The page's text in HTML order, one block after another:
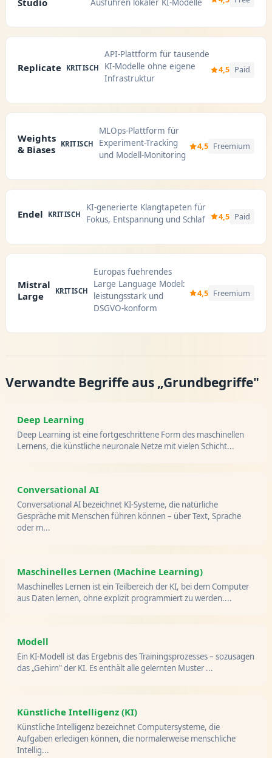
Studio
Replicate KRITISCH
API-Plattform für tausende
KI-Modelle ohne eigene
Infrastruktur
4,5 Paid
Weights
& Biases
KRITISCH
MLOps-Plattform für
Experiment-Tracking
und Modell-Monitoring
4,5 Freemium
Endel KRITISCH
KI-generierte Klangtapeten für
Fokus, Entspannung und Schlaf
4,5 Paid
Mistral
Large
KRITISCH
Europas fuehrendes
Large Language Model:
leistungsstark und
DSGVO-konform
4,5 Freemium
Verwandte Begriffe aus „Grundbegriffe"
Deep Learning
Deep Learning ist eine fortgeschrittene Form des maschinellen
Lernens, die künstliche neuronale Netze mit vielen Schicht...
Conversational AI
Conversational AI bezeichnet KI-Systeme, die natürliche
Gespräche mit Menschen führen können – über Text, Sprache
oder m...
Maschinelles Lernen (Machine Learning)
Maschinelles Lernen ist ein Teilbereich der KI, bei dem Computer
aus Daten lernen, ohne explizit programmiert zu werden....
Modell
Ein KI-Modell ist das Ergebnis des Trainingsprozesses – sozusagen
das „Gehirn" der KI. Es enthält alle gelernten Muster ...
Künstliche Intelligenz (KI)
Künstliche Intelligenz bezeichnet Computersysteme, die
Aufgaben erledigen können, die normalerweise menschliche
Intellig...